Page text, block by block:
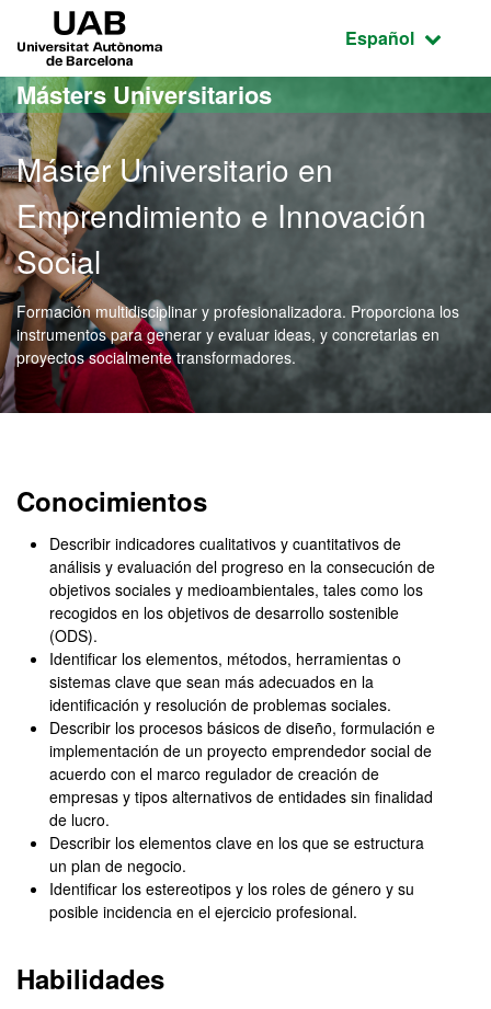
Acceso al contenido principal
Acceso a la navegación de la página
Idioma
Español
Másters Universitarios
Máster Universitario en
Emprendimiento e Innovación
Social
Formación multidisciplinar y profesionalizadora. Proporciona los
instrumentos para generar y evaluar ideas, y concretarlas en
proyectos socialmente transformadores.
Conocimientos
Describir indicadores cualitativos y cuantitativos de
análisis y evaluación del progreso en la consecución de
objetivos sociales y medioambientales, tales como los
recogidos en los objetivos de desarrollo sostenible
(ODS).
Identificar los elementos, métodos, herramientas o
sistemas clave que sean más adecuados en la
identificación y resolución de problemas sociales.
Describir los procesos básicos de diseño, formulación e
implementación de un proyecto emprendedor social de
acuerdo con el marco regulador de creación de
empresas y tipos alternativos de entidades sin finalidad
de lucro.
Describir los elementos clave en los que se estructura
un plan de negocio.
Identificar los estereotipos y los roles de género y su
posible incidencia en el ejercicio profesional.
Habilidades